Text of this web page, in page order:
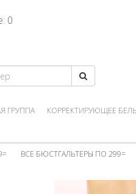
0
ГРУППА КОРРЕКТИРУЮЩЕЕ
ВСЕ БЮСТГАЛЬТЕРЫ ПО 299=